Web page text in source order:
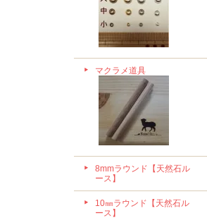
マクラメ道具
8mmラウンド【天然石ル
ース】
10㎜ラウンド【天然石ル
ース】